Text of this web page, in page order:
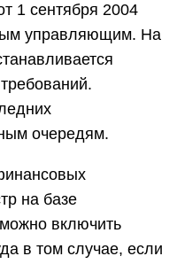
1 сентября 2004
управляющим. На
очередям.
на базе
включить
в том случае, если